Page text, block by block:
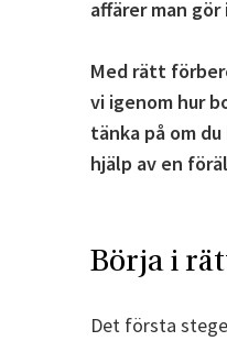
affärer man
Med rätt
vi igenom hur
tänka på om
hjälp av en
Börja i
Det första